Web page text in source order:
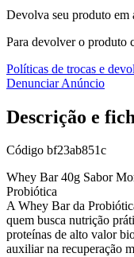
Devolva seu produto em
Para devolver o produto
Políticas de trocas e
Denunciar Anúncio
Descrição e
Código bf23ab851c
Whey Bar 40g Sabor
Probiótica
A Whey Bar da
quem busca nutrição
proteínas de alto valor
auxiliar na recuperação